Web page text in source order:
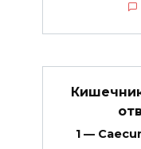
1 —